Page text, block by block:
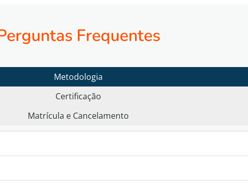
Frequentes
Metodologia
Certificação
Matrícula e Cancelamento